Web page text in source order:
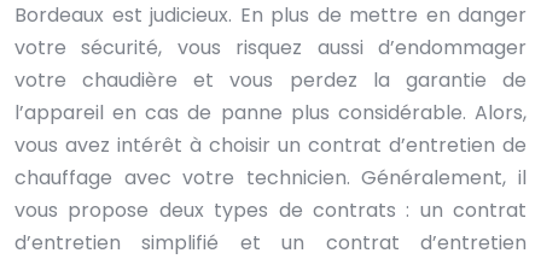
Bordeaux est judicieux. En plus de mettre en danger
votre sécurité, vous risquez aussi d’endommager
votre chaudière et vous perdez la garantie de
l’appareil en cas de panne plus considérable. Alors,
vous avez intérêt à choisir un contrat d’entretien de
chauffage avec votre technicien. Généralement, il
vous propose deux types de contrats : un contrat
d’entretien simplifié et un contrat d’entretien